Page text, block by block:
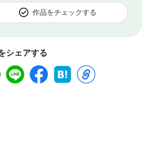
作品をチェックする
シェアする